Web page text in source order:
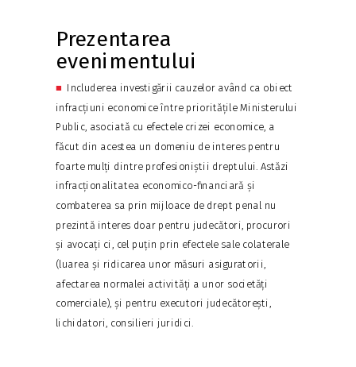
Prezentarea
evenimentului
■ Includerea investigării cauzelor având ca obiect
infracțiuni economice între prioritățile Ministerului
Public, asociată cu efectele crizei economice, a
făcut din acestea un domeniu de interes pentru
foarte mulți dintre profesioniștii dreptului. Astăzi
infracționalitatea economico-financiară și
combaterea sa prin mijloace de drept penal nu
prezintă interes doar pentru judecători, procurori
și avocați ci, cel puțin prin efectele sale colaterale
(luarea și ridicarea unor măsuri asiguratorii,
afectarea normalei activități a unor societăți
comerciale), și pentru executori judecătorești,
lichidatori, consilieri juridici.